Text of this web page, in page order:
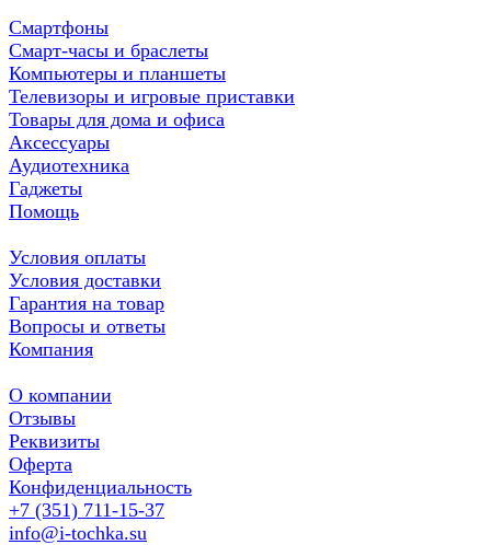
Смартфоны
Смарт-часы и браслеты
Компьютеры и планшеты
Телевизоры и игровые приставки
Товары для дома и офиса
Аксессуары
Аудиотехника
Гаджеты
Помощь
Условия оплаты
Условия доставки
Гарантия на товар
Вопросы и ответы
Компания
О компании
Отзывы
Реквизиты
Оферта
Конфиденциальность
+7 (351) 711-15-37
info@i-tochka.su